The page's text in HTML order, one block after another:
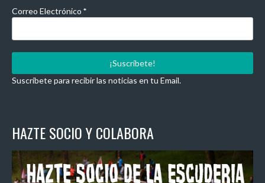
Correo Electrónico *
Suscríbete para recibir las noticias en tu Email.
HAZTE SOCIO Y COLABORA